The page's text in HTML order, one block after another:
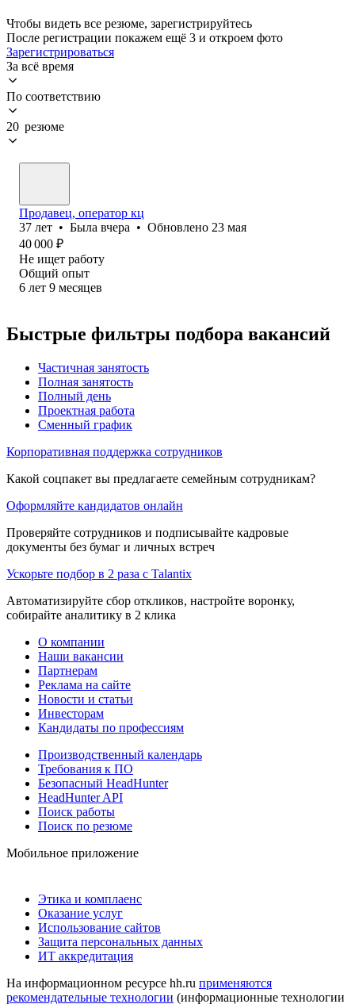
Чтобы видеть все резюме, зарегистрируйтесь
После регистрации покажем ещё 3 и откроем фото
Зарегистрироваться
За всё время
По соответствию
20 резюме
Продавец, оператор кц
37 лет • Была вчера • Обновлено 23 мая
40 000 ₽
Не ищет работу
Общий опыт
6 лет 9 месяцев
Быстрые фильтры подбора вакансий
Частичная занятость
Полная занятость
Полный день
Проектная работа
Сменный график
Корпоративная поддержка сотрудников
Какой соцпакет вы предлагаете семейным сотрудникам?
Оформляйте кандидатов онлайн
Проверяйте сотрудников и подписывайте кадровые
документы без бумаг и личных встреч
Ускорьте подбор в 2 раза с Talantix
Автоматизируйте сбор откликов, настройте воронку,
собирайте аналитику в 2 клика
О компании
Наши вакансии
Партнерам
Реклама на сайте
Новости и статьи
Инвесторам
Кандидаты по профессиям
Производственный календарь
Требования к ПО
Безопасный HeadHunter
HeadHunter API
Поиск работы
Поиск по резюме
Мобильное приложение
Этика и комплаенс
Оказание услуг
Использование сайтов
Защита персональных данных
ИТ аккредитация
На информационном ресурсе hh.ru применяются
рекомендательные технологии (информационные технологии